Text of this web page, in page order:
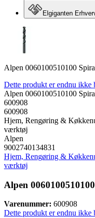
Elgiganten
Alpen 0060100510100
Dette produkt er endnu ikke
Alpen 0060100510100
600908
600908
Hjem, Rengøring &
værktøj
Alpen
9002740134831
Hjem, Rengøring &
værktøj
Alpen
Varenummer: 600908
Dette produkt er endnu ikke